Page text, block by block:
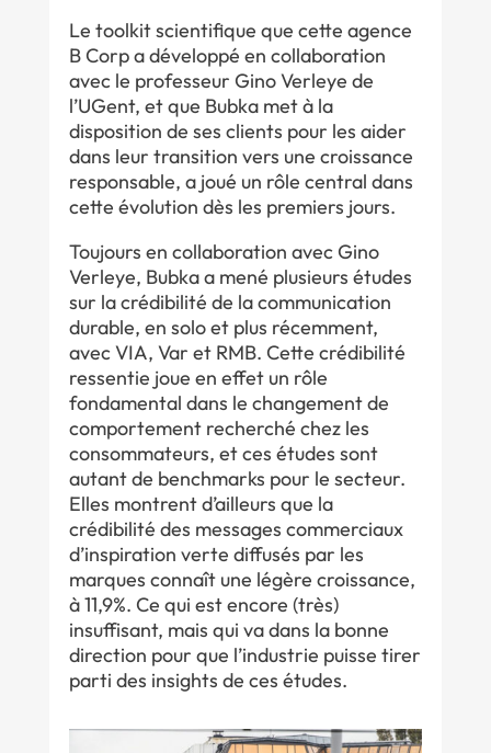
Le toolkit scientifique que cette agence
B Corp a développé en collaboration
avec le professeur Gino Verleye de
l’UGent, et que Bubka met à la
disposition de ses clients pour les aider
dans leur transition vers une croissance
responsable, a joué un rôle central dans
cette évolution dès les premiers jours.
Toujours en collaboration avec Gino
Verleye, Bubka a mené plusieurs études
sur la crédibilité de la communication
durable, en solo et plus récemment,
avec VIA, Var et RMB. Cette crédibilité
ressentie joue en effet un rôle
fondamental dans le changement de
comportement recherché chez les
consommateurs, et ces études sont
autant de benchmarks pour le secteur.
Elles montrent d’ailleurs que la
crédibilité des messages commerciaux
d’inspiration verte diffusés par les
marques connaît une légère croissance,
à 11,9%. Ce qui est encore (très)
insuffisant, mais qui va dans la bonne
direction pour que l’industrie puisse tirer
parti des insights de ces études.